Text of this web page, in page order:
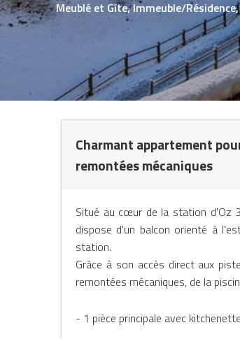
Meublé et Gîte,Immeuble/
Charmant appartement
remontées mécaniques
Situé au cœur de la station d'Oz
dispose d'un balcon orienté à
station.
Grâce à son accès direct aux
remontées mécaniques, de la
- 1 pièce principale avec